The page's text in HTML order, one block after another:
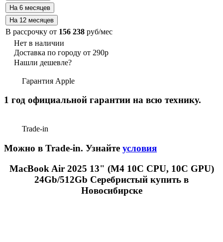
В рассрочку от 156 238 руб/мес
Нет в наличии
Доставка по городу от 290р
Нашли дешевле?
Гарантия Apple
1 год официальной гарантии на всю технику.
Trade-in
Можно в Trade-in. Узнайте условия
MacBook Air 2025 13" (М4 10C CPU, 10C GPU)
24Gb/512Gb Серебристый купить в
Новосибирске